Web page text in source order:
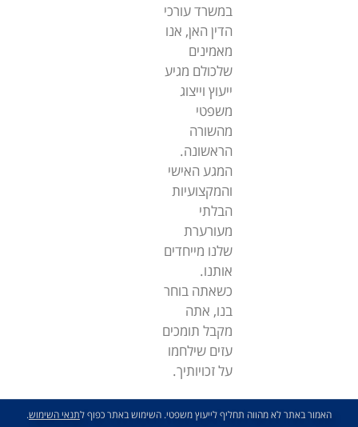
במשרד עורכי
הדין האן, אנו
מאמינים
שלכולם מגיע
ייעוץ וייצוג
משפטי
מהשורה
הראשונה.
המגע האישי
והמקצועיות
הבלתי
מעורערת
שלנו מייחדים
אותנו.
כשאתה בוחר
בנו, אתה
מקבל תומכים
עזים שילחמו
על זכויותיך.
האמור באתר לא מהווה תחליף לייעוץ משפטי. השימוש באתר כפוף לתנאי השימוש.